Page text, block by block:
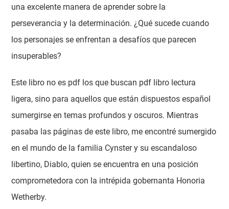
una excelente manera de aprender sobre la
perseverancia y la determinación. ¿Qué sucede cuando
los personajes se enfrentan a desafíos que parecen
insuperables?
Este libro no es pdf los que buscan pdf libro lectura
ligera, sino para aquellos que están dispuestos español
sumergirse en temas profundos y oscuros. Mientras
pasaba las páginas de este libro, me encontré sumergido
en el mundo de la familia Cynster y su escandaloso
libertino, Diablo, quien se encuentra en una posición
comprometedora con la intrépida gobernanta Honoria
Wetherby.